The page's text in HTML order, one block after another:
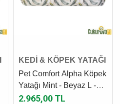
KEDİ & KÖPEK YATAĞI
Pet Comfort Alpha Köpek
Yatağı Mint - Beyaz L -
105 x 85 Cm
2.965,00 TL